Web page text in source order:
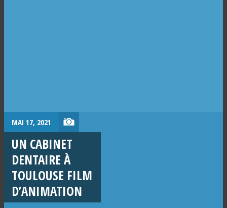
MAI 17, 2021
UN CABINET
DENTAIRE À
TOULOUSE FILM
D’ANIMATION